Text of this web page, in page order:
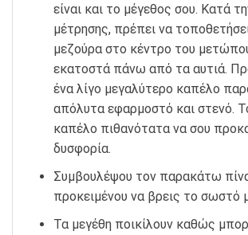
είναι και το μέγεθος σου. Κατά
μέτρησης, πρέπει να
μεζούρα στο κέντρο του
εκατοστά πάνω από τα αυτιά.
ένα λίγο μεγαλύτερο καπέλο
απόλυτα εφαρμοστό και στενό.
καπέλο πιθανότατα να σου
δυσφορία.
Συμβουλέψου τον παρακάτω
προκειμένου να βρεις το σωστό
Τα μεγέθη ποικίλουν καθώς